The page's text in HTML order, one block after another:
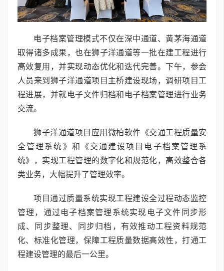
电子档案管理模式不仅在深中通道、黄茅海通道
取得诸多成果，也在狮子洋通道等一批在建工程进行
高效复用，并实现动态优化和迭代完善。下午，参会
人员来到狮子洋通道项目主桥建设现场，调研项目工
程进展，并就电子文件归档和电子档案管理进行业务
交流。
狮子洋通道项目应用微柏软件《交通工程质量安
全管理系统》和《交通建设项目电子档案管理系
统》，实现工程管理的数字化和规范化，高效整合各
类业务，大幅提升了管理效率。
项目通过质量系统实现工程建设全过程动态监控
管理，通过电子档案管理系统实现电子文件同步形
成、同步整理、同步归档，有效推动工程资料规范
化、标准化管理，保障工程质量数据高效性，打通工
程建设管理的最后一公里。